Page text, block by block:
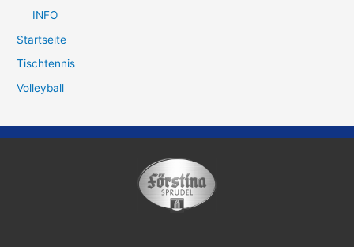
INFO
Startseite
Tischtennis
Volleyball